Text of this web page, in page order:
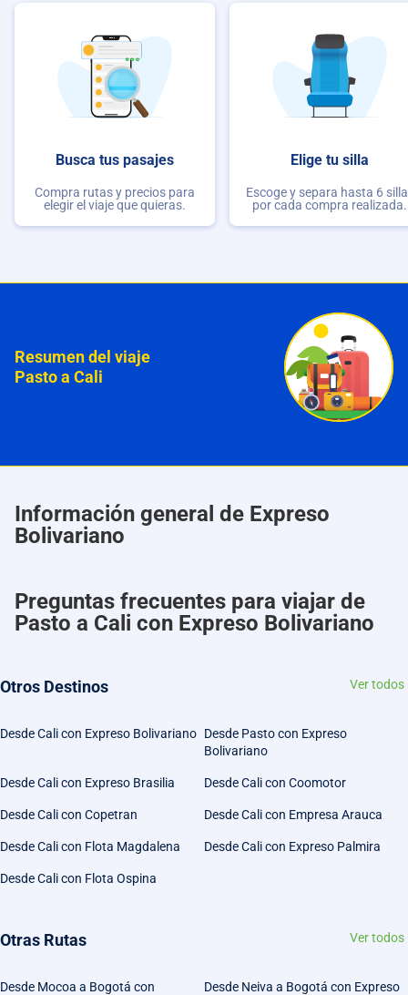
Busca tus pasajes
Compra rutas y precios para
elegir el viaje que quieras.
Elige tu silla
Escoge y separa hasta 6
por cada compra realizada.
Resumen del viaje
Pasto a Cali
Información general de Expreso
Bolivariano
Preguntas frecuentes para viajar de
Pasto a Cali con Expreso Bolivariano
Otros Destinos Ver todos
Desde Cali con Expreso Bolivariano Desde Pasto con Expreso
Bolivariano
Desde Cali con Expreso Brasilia Desde Cali con Coomotor
Desde Cali con Copetran Desde Cali con Empresa Arauca
Desde Cali con Flota Magdalena Desde Cali con Expreso Palmira
Desde Cali con Flota Ospina
Otras Rutas Ver todos
Desde Mocoa a Bogotá con
Desde Neiva a Bogotá con Expreso